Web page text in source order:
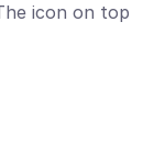
icon on top